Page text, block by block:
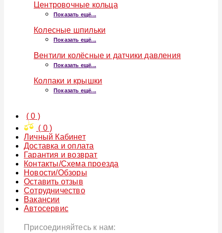
Центровочные кольца
Показать ещё...
Колесные шпильки
Показать ещё...
Вентили колёсные и датчики давления
Показать ещё...
Колпаки и крышки
Показать ещё...
(0 )
( 0)
Личный Кабинет
Доставка и оплата
Гарантия и возврат
Контакты/Схема проезда
Новости/Обзоры
Оставить отзыв
Сотрудничество
Вакансии
Автосервис
Присоединяйтесь к нам: